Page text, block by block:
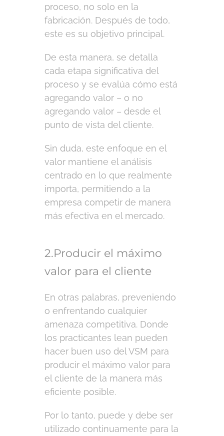
proceso, no solo en la
fabricación. Después de todo,
este es su objetivo principal.
De esta manera, se detalla
cada etapa significativa del
proceso y se evalúa cómo está
agregando valor – o no
agregando valor – desde el
punto de vista del cliente.
Sin duda, este enfoque en el
valor mantiene el análisis
centrado en lo que realmente
importa, permitiendo a la
empresa competir de manera
más efectiva en el mercado.
2.Producir el máximo
valor para el cliente
En otras palabras, preveniendo
o enfrentando cualquier
amenaza competitiva. Donde
los practicantes lean pueden
hacer buen uso del VSM para
producir el máximo valor para
el cliente de la manera más
eficiente posible.
Por lo tanto, puede y debe ser
utilizado continuamente para la